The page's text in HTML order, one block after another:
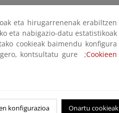
eta hirugarrenenak erabiltzen
eta nabigazio-datu estatistikoak
cookieak baimendu konfigura
kontsultatu gure ;Cookieen
konfigurazioa Onartu cookieak